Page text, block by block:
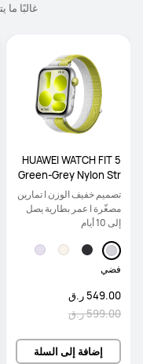
غالبًا ما
HUAWEI WATCH FIT 5
Green-Grey Nylon Str
ap
تصميم خفيف الوزن | تمارين
مصغّرة | عمر بطارية يصل
إلى 10 أيام
فضي
549.00 ر.ق
599.00 ر.ق
إضافة إلى السلة